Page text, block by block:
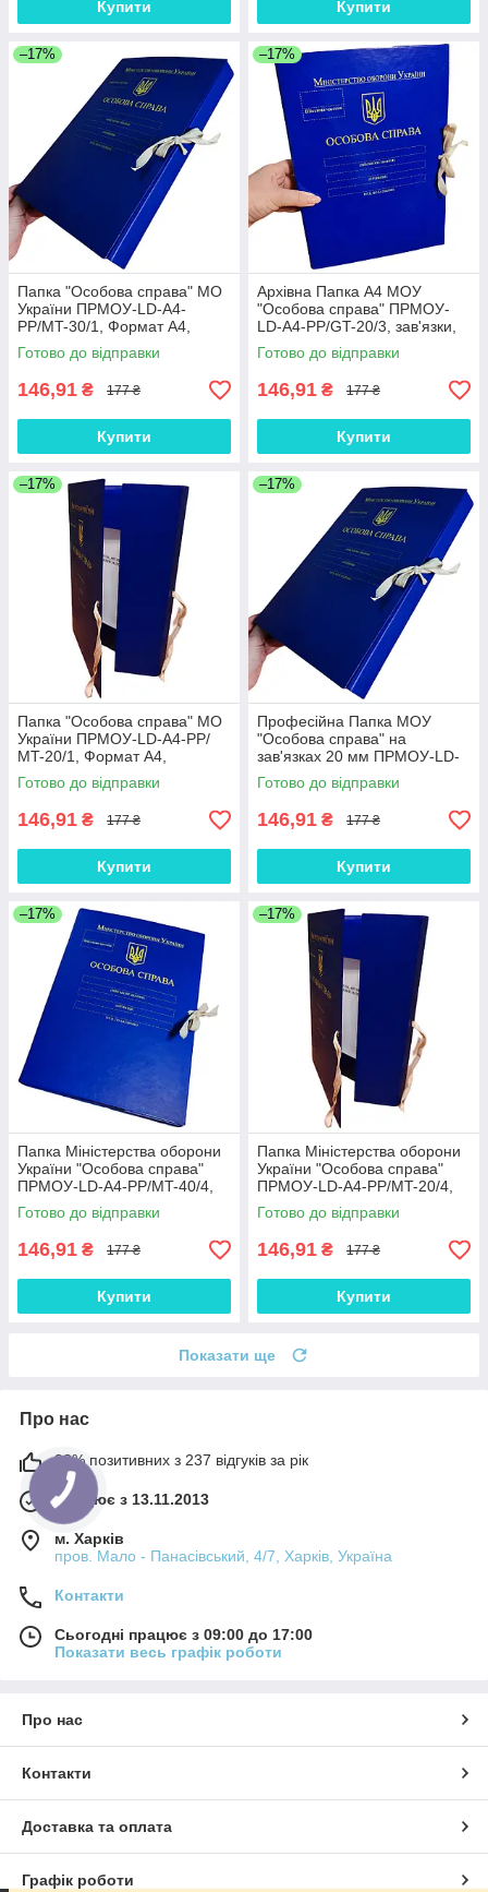
Купити Купити
–17%
Папка "Особова справа" МО
України ПPMOУ-LD-A4-
PP/MT-30/1, Формат А4,
Коришок 30 мм, Матове PP-
покриття
Готово до відправки
146,91 ₴ 177 ₴
Купити
–17%
Архівна Папка А4 МОУ
"Особова справа" ПPMOУ-
LD-A4-PP/GT-20/3, зав'язки,
корінець 20 мм, Глянсове PP-
покриття
Готово до відправки
146,91 ₴ 177 ₴
Купити
–17%
Папка "Особова справа" МО
України ПPMOУ-LD-A4-PP/
МT-20/1, Формат А4,
Коришок 20 мм, Матове PP-
покриття
Готово до відправки
146,91 ₴ 177 ₴
Купити
–17%
Професійна Папка МОУ
"Особова справа" на
зав'язках 20 мм ПPMOУ-LD-
A4-PP/MT-20/2, ф. А4,
матове PP-покриття,
Готово до відправки
146,91 ₴ 177 ₴
Купити
–17%
Папка Міністерства оборони
України "Особова справа"
ПPMOУ-LD-A4-PP/MT-40/4,
зав'язки, корінець 40 мм,
матове
Готово до відправки
146,91 ₴ 177 ₴
Купити
–17%
Папка Міністерства оборони
України "Особова справа"
ПPMOУ-LD-A4-PP/MT-20/4,
зав'язки, корінець 20 мм,
матове
Готово до відправки
146,91 ₴ 177 ₴
Купити
Показати ще
Про нас
98% позитивних з 237 відгуків за рік
Працює з 13.11.2013
м. Харків
пров. Мало - Панасівський, 4/7, Харків, Україна
Контакти
Сьогодні працює з 09:00 до 17:00
Показати весь графік роботи
Про нас
Контакти
Доставка та оплата
Графік роботи